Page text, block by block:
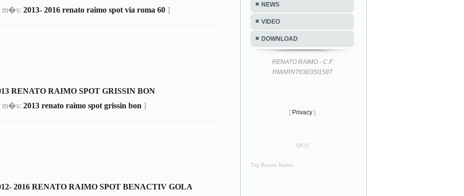
m�s: 2013- 2016 renato raimo spot via roma 60 ]
RENATO RAIMO SPOT GRISSIN BON
m�s: 2013 renato raimo spot grissin bon ]
2016 RENATO RAIMO SPOT BENACTIV GOLA
NEWS
VIDEO
DOWNLOAD
RENATO RAIMO - C.F.
RMARNT63E05I158T
[ Privacy ]
SPOT
Tag Renato Raimo